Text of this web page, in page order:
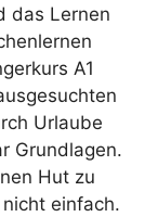
das Lernen
A1
Urlaube
Grundlagen.
Hut zu
einfach.